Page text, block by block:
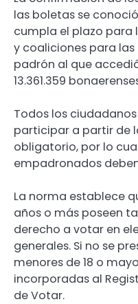
las boletas se
cumpla el plazo para
y coaliciones para las
padrón al que
13.361.359
Todos los
participar a partir de
obligatorio, por lo
empadronados
La norma establece
años o más poseen
derecho a votar en
generales. Si no se
menores de 18 o
incorporadas al
de Votar.